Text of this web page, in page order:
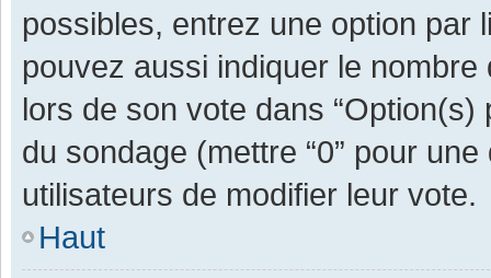
possibles, entrez une option par
pouvez aussi indiquer le
lors de son vote dans “Option(s)
du sondage (mettre “0” pour
utilisateurs de modifier leur vote.
Haut